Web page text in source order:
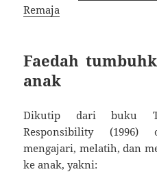
Remaja
Faedah
anak
Dikutip dari buku
Responsibility
mengajari, melatih, dan
ke anak, yakni: